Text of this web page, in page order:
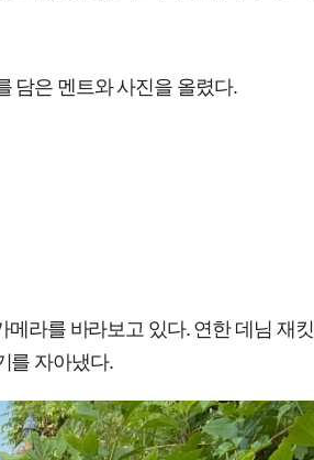
담은 멘트와 사진을 올렸다.
라를 바라보고 있다. 연한 데님 재킷
를 자아냈다.